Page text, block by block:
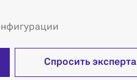
Спросить эксперта